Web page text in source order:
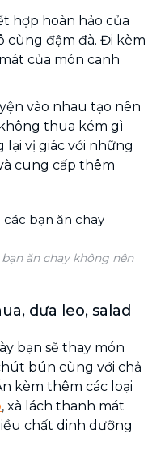
hợp hoàn hảo của
cùng đậm đà. Đi kèm
của món canh
vào nhau tạo nên
thua kém gì
lại vị giác với những
cung cấp thêm
ăn chay không nên
dưa leo, salad
bạn sẽ thay món
bún cùng với chả
kèm thêm các loại
, xà lách thanh mát
chất dinh dưỡng